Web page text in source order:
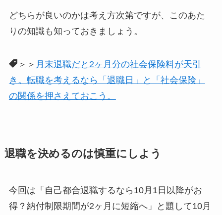
どちらが良いのかは考え方次第ですが、このあた
りの知識も知っておきましょう。
＞＞ 月末退職だと2ヶ月分の社会保険料が天引
き。転職を考えるなら「退職日」と「社会保険」
の関係を押さえておこう。
退職を決めるのは慎重にしよう
今回は「自己都合退職するなら10月1日以降がお
得？納付制限期間が2ヶ月に短縮へ」と題して10月